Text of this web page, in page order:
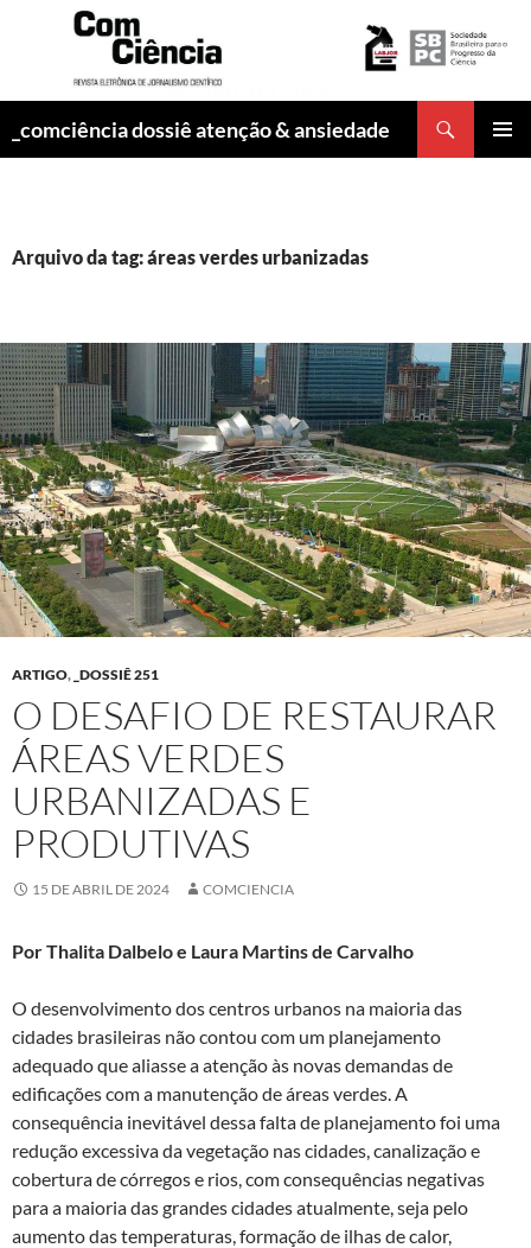
_comciência dossiê atenção & ansiedade
Arquivo da tag: áreas verdes urbanizadas
ARTIGO, _DOSSIÊ 251
O DESAFIO DE RESTAURAR
ÁREAS VERDES
URBANIZADAS E
PRODUTIVAS
15 DE ABRIL DE 2024 COMCIENCIA
Por Thalita Dalbelo e Laura Martins de Carvalho
O desenvolvimento dos centros urbanos na maioria das
cidades brasileiras não contou com um planejamento
adequado que aliasse a atenção às novas demandas de
edificações com a manutenção de áreas verdes. A
consequência inevitável dessa falta de planejamento foi uma
redução excessiva da vegetação nas cidades, canalização e
cobertura de córregos e rios, com consequências negativas
para a maioria das grandes cidades atualmente, seja pelo
aumento das temperaturas, formação de ilhas de calor,